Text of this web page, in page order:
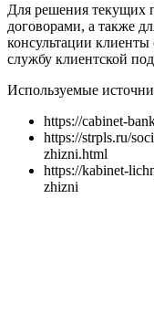
Для решения текущих
договорами, а также
консультации
службу клиентской
Используемые
https://cabinet-
https://strpls.ru/
zhizni.html
https://kabinet-
zhizni